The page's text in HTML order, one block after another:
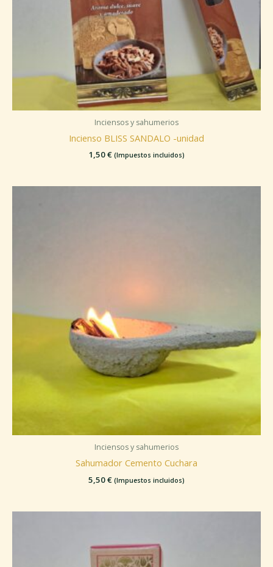
Inciensos y sahumerios
Incienso BLISS SANDALO -unidad
1,50€ (Impuestos incluidos)
Inciensos y sahumerios
Sahumador Cemento Cuchara
5,50€ (Impuestos incluidos)